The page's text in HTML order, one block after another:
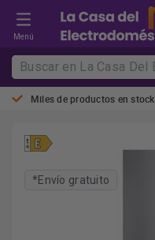
Menú
Miles de productos en stock
*Envío gratuito